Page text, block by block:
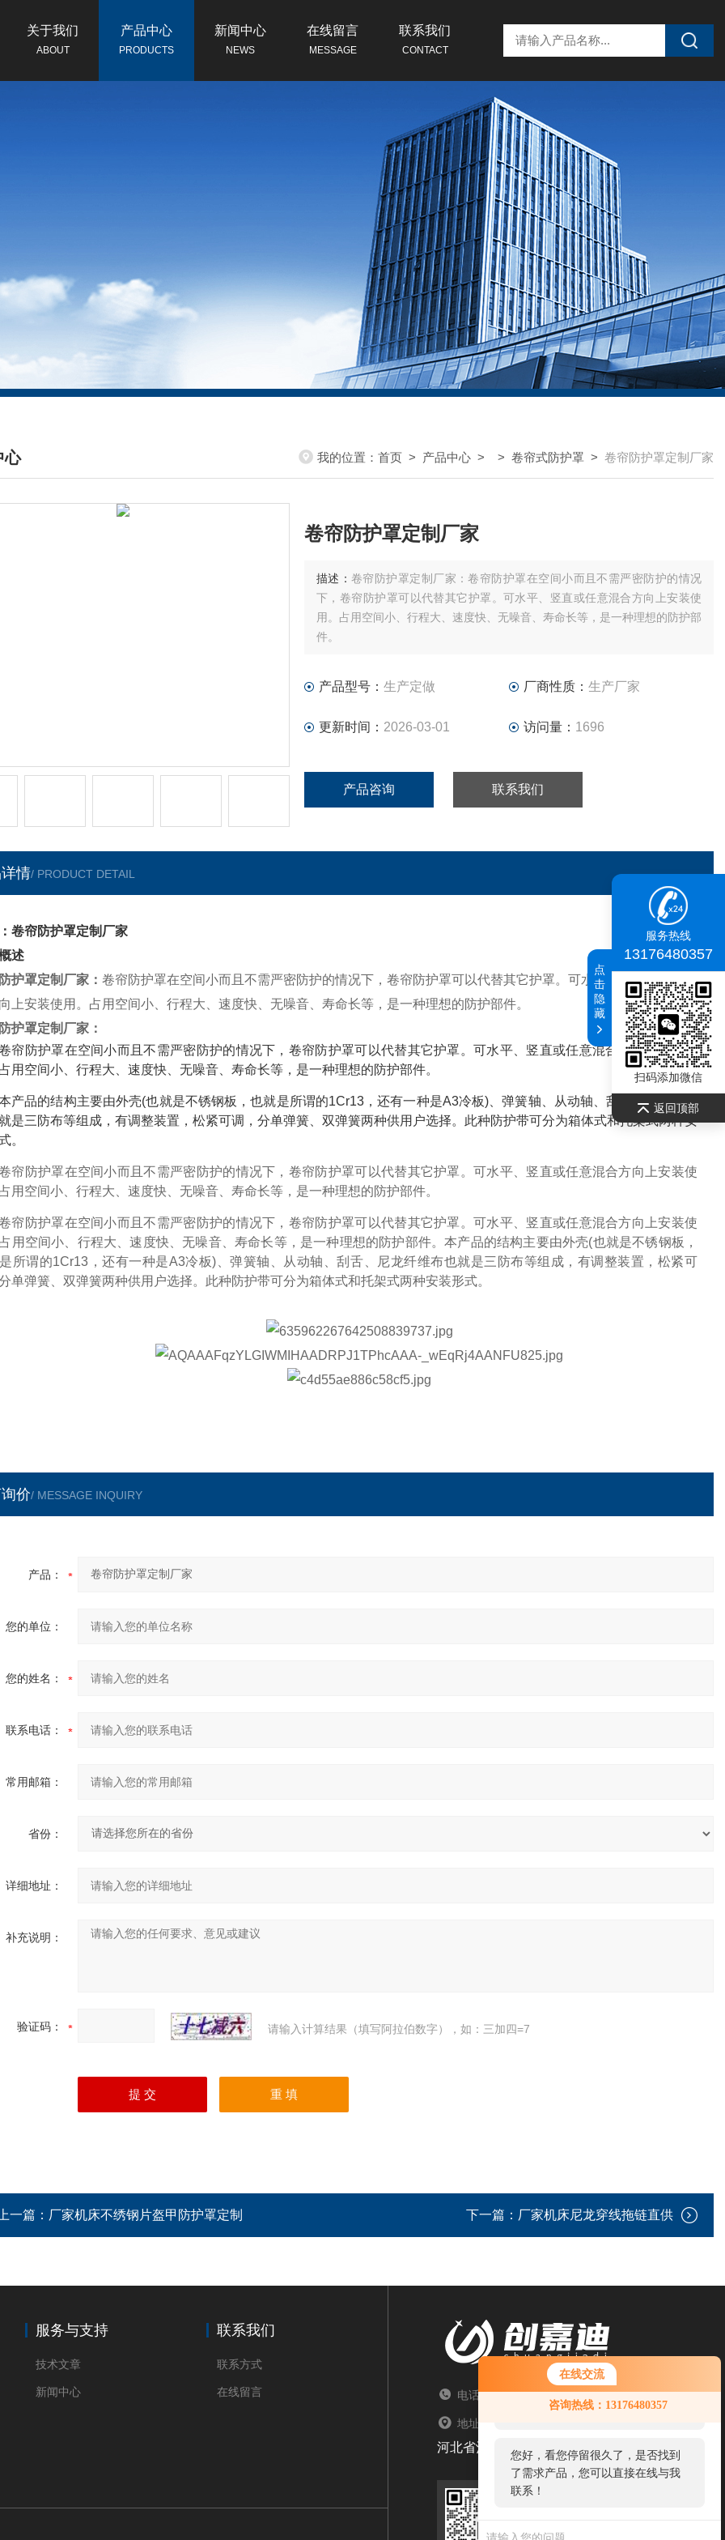
在线交流
咨询热线：13176480357
您好！欢迎前来咨询，很高兴为您
服务，请问您要咨询什么问题呢？
您好，看您停留很久了，是否找到
了需求产品，您可以直接在线与我
联系！
关于我们
ABOUT
产品中心
PRODUCTS
新闻中心
NEWS
在线留言
MESSAGE
联系我们
CONTACT
心
CENTER
我的位置： 首页 > 产品中心 > > 卷帘式防护罩 > 卷帘防护罩定制厂家
卷帘防护罩定制厂家
描述： 卷帘防护罩定制厂家：卷帘防护罩在空间小而且不需严密防护的情况
下，卷帘防护罩可以代替其它护罩。可水平、竖直或任意混合方向上安装使
用。占用空间小、行程大、速度快、无噪音、寿命长等，是一种理想的防护部
件。
产品型号： 生产定做 厂商性质： 生产厂家
更新时间： 2026-03-01 访问量： 1696
产品咨询 联系我们
情/ PRODUCT DETAIL
卷帘防护罩定制厂家
述
护罩定制厂家 ： 卷帘防护罩在空间小而且不需严密防护的情况下，卷帘防护罩可以代替其它护罩。可水平、竖直或任意混
上安装使用。占用空间小、行程大、速度快、无噪音、寿命长等，是一种理想的防护部件。
护罩定制厂家 ：
帘防护罩在空间小而且不需严密防护的情况下，卷帘防护罩可以代替其它护罩。可水平、竖直或任意混合方向上安装使
用空间小、行程大、速度快、无噪音、寿命长等，是一种理想的防护部件。
产品的结构主要由外壳(也就是不锈钢板，也就是所谓的1Cr13，还有一种是A3冷板)、弹簧轴、从动轴、刮舌、尼龙纤维
是三防布等组成，有调整装置，松紧可调，分单弹簧、双弹簧两种供用户选择。此种防护带可分为箱体式和托架式两种安
。
帘防护罩在空间小而且不需严密防护的情况下，卷帘防护罩可以代替其它护罩。可水平、竖直或任意混合方向上安装使
用空间小、行程大、速度快、无噪音、寿命长等，是一种理想的防护部件。
帘防护罩在空间小而且不需严密防护的情况下，卷帘防护罩可以代替其它护罩。可水平、竖直或任意混合方向上安装使
用空间小、行程大、速度快、无噪音、寿命长等，是一种理想的防护部件。本产品的结构主要由外壳(也就是不锈钢板，
所谓的1Cr13，还有一种是A3冷板)、弹簧轴、从动轴、刮舌、尼龙纤维布也就是三防布等组成，有调整装置，松紧可
单弹簧、双弹簧两种供用户选择。此种防护带可分为箱体式和托架式两种安装形式。
价/ MESSAGE INQUIRY
产品：
您的单位：
您的姓名：
联系电话：
常用邮箱：
省份：
详细地址：
补充说明：
验证码： 请输入计算结果（填写阿拉伯数字），如：三加四=7
一篇： 厂家机床不绣钢片盔甲防护罩定制 下一篇： 厂家机床尼龙穿线拖链直供
服务与支持
技术文章
新闻中心
联系我们
联系方式
在线留言 电话：TEL
地址：ADDRESS
河北省沧州市盐山县常庄乡大卢村文明路北21号
扫码关注我们
服务热线
13176480357
扫码添加微信
返回顶部
点
击
隐
藏